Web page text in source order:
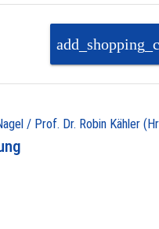
WARENKORB
/ Prof. Dr. Robin Kähler